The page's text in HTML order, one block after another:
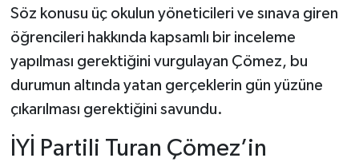
Söz konusu üç okulun yöneticileri ve sınava giren
öğrencileri hakkında kapsamlı bir inceleme
yapılması gerektiğini vurgulayan Çömez, bu
durumun altında yatan gerçeklerin gün yüzüne
çıkarılması gerektiğini savundu.
İYİ Partili Turan Çömez’in